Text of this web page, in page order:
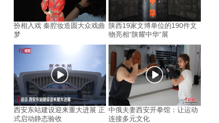
扮相入戏 秦腔妆造圆大众戏曲
梦
陕西19家文博单位的190件文
物亮相“陕耀中华”展
西安东站建设迎来重大进展 正
式启动静态验收
中俄夫妻西安开拳馆：让运动
连接多元文化